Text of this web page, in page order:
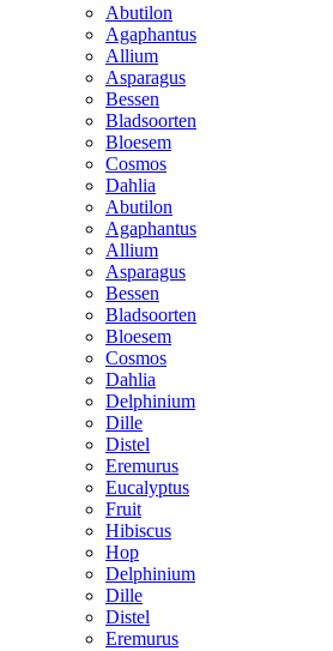
Abutilon
Agaphantus
Allium
Asparagus
Bessen
Bladsoorten
Bloesem
Cosmos
Dahlia
Abutilon
Agaphantus
Allium
Asparagus
Bessen
Bladsoorten
Bloesem
Cosmos
Dahlia
Delphinium
Dille
Distel
Eremurus
Eucalyptus
Fruit
Hibiscus
Hop
Delphinium
Dille
Distel
Eremurus